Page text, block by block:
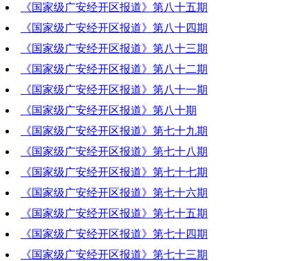
《国家级广安经开区报道》第八十五期
《国家级广安经开区报道》第八十四期
《国家级广安经开区报道》第八十三期
《国家级广安经开区报道》第八十二期
《国家级广安经开区报道》第八十一期
《国家级广安经开区报道》第八十期
《国家级广安经开区报道》第七十九期
《国家级广安经开区报道》第七十八期
《国家级广安经开区报道》第七十七期
《国家级广安经开区报道》第七十六期
《国家级广安经开区报道》第七十五期
《国家级广安经开区报道》第七十四期
《国家级广安经开区报道》第七十三期